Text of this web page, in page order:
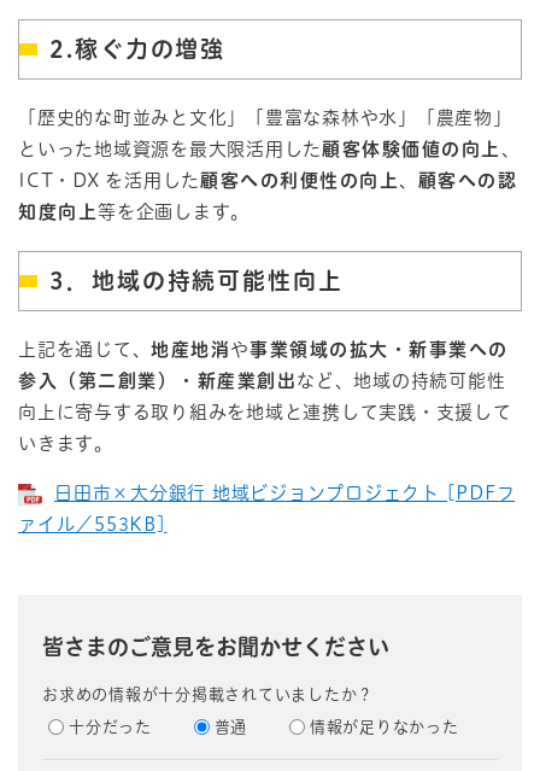
2.稼ぐ力の増強
「歴史的な町並みと文化」「豊富な森林や水」「農産物」
といった地域資源を最大限活用した 顧客体験価値の向上
ICT・DX を活用した 顧客への利便性の向上
顧客への認
知度向上 等を企画します。
3．地域の持続可能性向上
上記を通じて、地産地消 や事業領域の拡大・新事業への
参入（第二創業）・新産業創出 など、地域の持続可能性
向上に寄与する取り組みを地域と連携して実践・支援して
いきます。
日田市×大分銀行 地域ビジョンプロジェクト [PDFフ
ァイル／553KB]
皆さまのご意見をお聞かせください
お求めの情報が十分掲載されていましたか？
十分だった 普通 情報が足りなかった